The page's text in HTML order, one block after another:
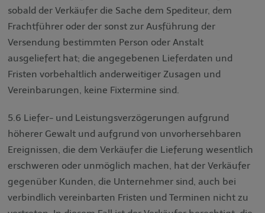
sobald der Verkäufer die Sache dem Spediteur, dem
Frachtführer oder der sonst zur Ausführung der
Versendung bestimmten Person oder Anstalt
ausgeliefert hat; die angegebenen Lieferdaten und
Fristen vorbehaltlich anderweitiger Zusagen und
Vereinbarungen, keine Fixtermine sind.
5.6 Liefer- und Leistungsverzögerungen aufgrund
höherer Gewalt und aufgrund von unvorhersehbaren
Ereignissen, die dem Verkäufer die Lieferung wesentlich
erschweren oder unmöglich machen, hat der Verkäufer
gegenüber Kunden, die Unternehmer sind, auch bei
verbindlich vereinbarten Fristen und Terminen nicht zu